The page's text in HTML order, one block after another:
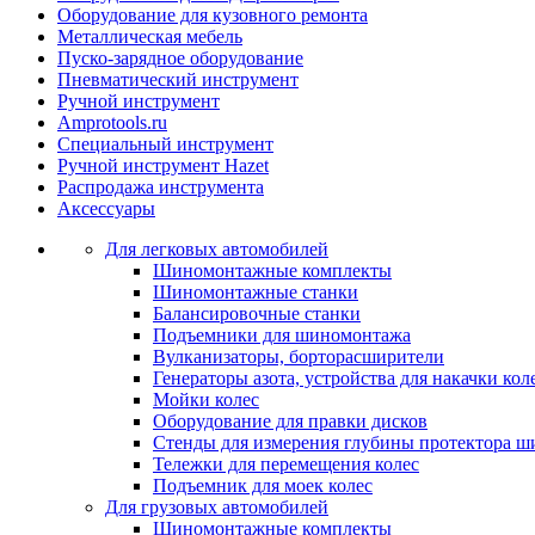
Оборудование для кузовного ремонта
Металлическая мебель
Пуско-зарядное оборудование
Пневматический инструмент
Ручной инструмент
Amprotools.ru
Специальный инструмент
Ручной инструмент Hazet
Распродажа инструмента
Аксессуары
Для легковых автомобилей
Шиномонтажные комплекты
Шиномонтажные станки
Балансировочные станки
Подъемники для шиномонтажа
Вулканизаторы, борторасширители
Генераторы азота, устройства для накачки
Мойки колес
Оборудование для правки дисков
Стенды для измерения глубины протектора
Тележки для перемещения колес
Подъемник для моек колеc
Для грузовых автомобилей
Шиномонтажные комплекты